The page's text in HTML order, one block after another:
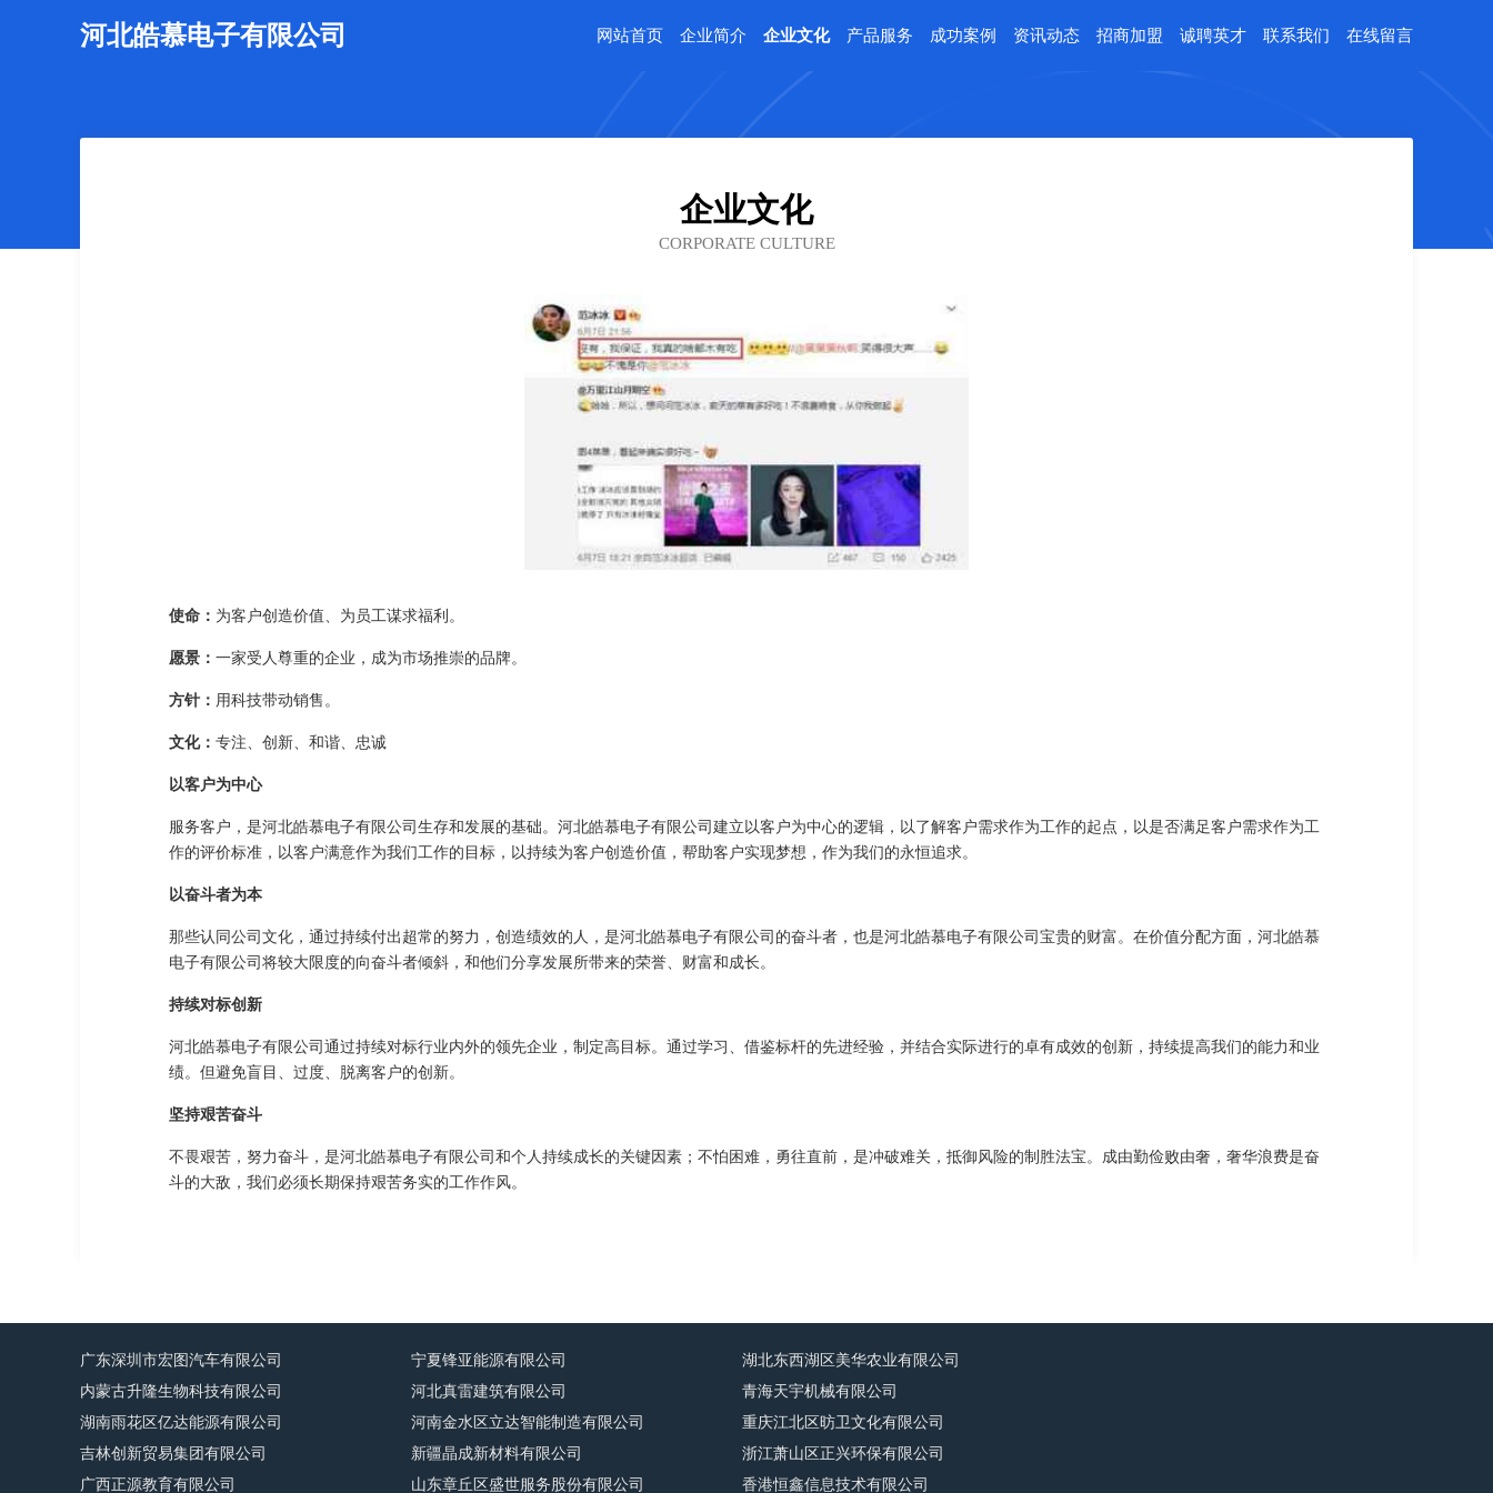
河北皓慕电子有限公司 网站首页 企业简介 企业文化 产品服务 成功案例 资讯动态 招商加盟 诚聘英才 联系我们 在线留言
企业文化
CORPORATE CULTURE
使命： 为客户创造价值、为员工谋求福利。
愿景： 一家受人尊重的企业，成为市场推崇的品牌。
方针： 用科技带动销售。
文化： 专注、创新、和谐、忠诚
以客户为中心
服务客户，是河北皓慕电子有限公司生存和发展的基础。河北皓慕电子有限公司建立以客户为中心的逻辑，以了解客户需求作为工作的起点，以是否满足客户需求作为工
作的评价标准，以客户满意作为我们工作的目标，以持续为客户创造价值，帮助客户实现梦想，作为我们的永恒追求。
以奋斗者为本
那些认同公司文化，通过持续付出超常的努力，创造绩效的人，是河北皓慕电子有限公司的奋斗者，也是河北皓慕电子有限公司宝贵的财富。在价值分配方面，河北皓慕
电子有限公司将较大限度的向奋斗者倾斜，和他们分享发展所带来的荣誉、财富和成长。
持续对标创新
河北皓慕电子有限公司通过持续对标行业内外的领先企业，制定高目标。通过学习、借鉴标杆的先进经验，并结合实际进行的卓有成效的创新，持续提高我们的能力和业
绩。但避免盲目、过度、脱离客户的创新。
坚持艰苦奋斗
不畏艰苦，努力奋斗，是河北皓慕电子有限公司和个人持续成长的关键因素；不怕困难，勇往直前，是冲破难关，抵御风险的制胜法宝。成由勤俭败由奢，奢华浪费是奋
斗的大敌，我们必须长期保持艰苦务实的工作作风。
广东深圳市宏图汽车有限公司 宁夏锋亚能源有限公司
湖北东西湖区美华农业有限公司
内蒙古升隆生物科技有限公司
河北真雷建筑有限公司
青海天宇机械有限公司
湖南雨花区亿达能源有限公司
河南金水区立达智能制造有限公司
重庆江北区昉卫文化有限公司
吉林创新贸易集团有限公司
新疆晶成新材料有限公司
浙江萧山区正兴环保有限公司
广西正源教育有限公司
山东章丘区盛世服务股份有限公司 香港恒鑫信息技术有限公司